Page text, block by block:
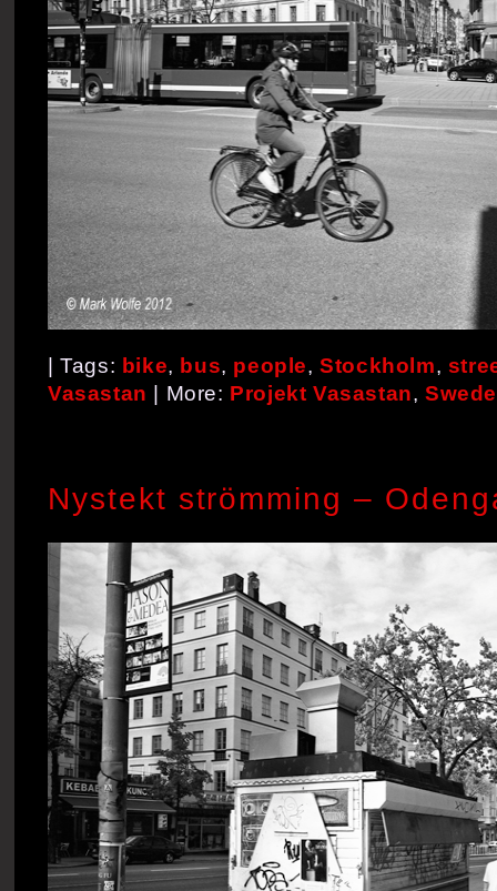
| Tags: bike, bus, people,Stockholm,
Vasastan | More: Projekt Vasastan,
Nystekt strömming –